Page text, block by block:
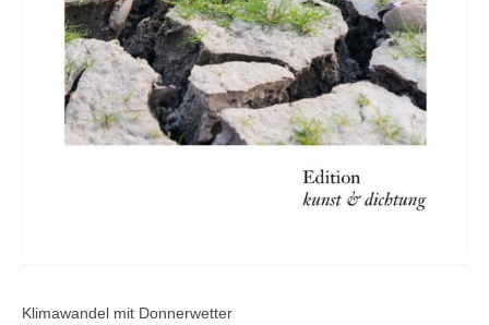
Klimawandel mit Donnerwetter